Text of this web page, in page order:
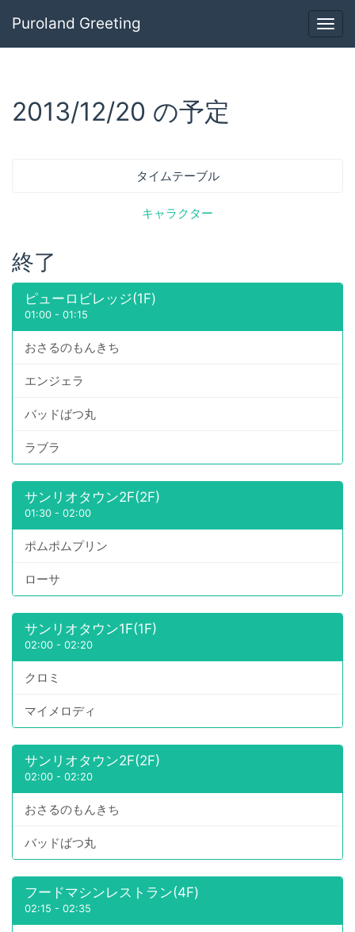
Puroland Greeting
2013/12/20 の予定
タイムテーブル
キャラクター
終了
ピューロビレッジ(1F)
01:00 - 01:15
おさるのもんきち
エンジェラ
バッドばつ丸
ラブラ
サンリオタウン2F(2F)
01:30 - 02:00
ポムポムプリン
ローサ
サンリオタウン1F(1F)
02:00 - 02:20
クロミ
マイメロディ
サンリオタウン2F(2F)
02:00 - 02:20
おさるのもんきち
バッドばつ丸
フードマシンレストラン(4F)
02:15 - 02:35